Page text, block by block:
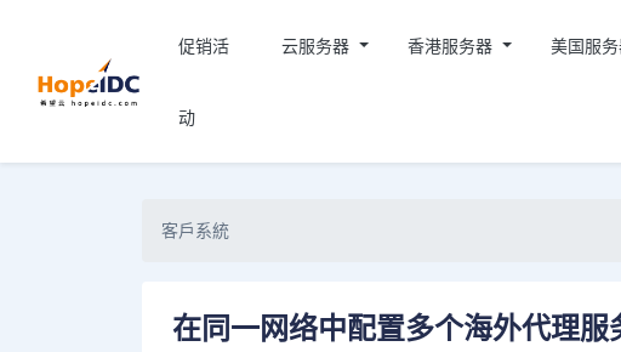
促销活
动
云服务器 香港服务器 美国服
客戶系統
在同一网络中配置多个海外代理